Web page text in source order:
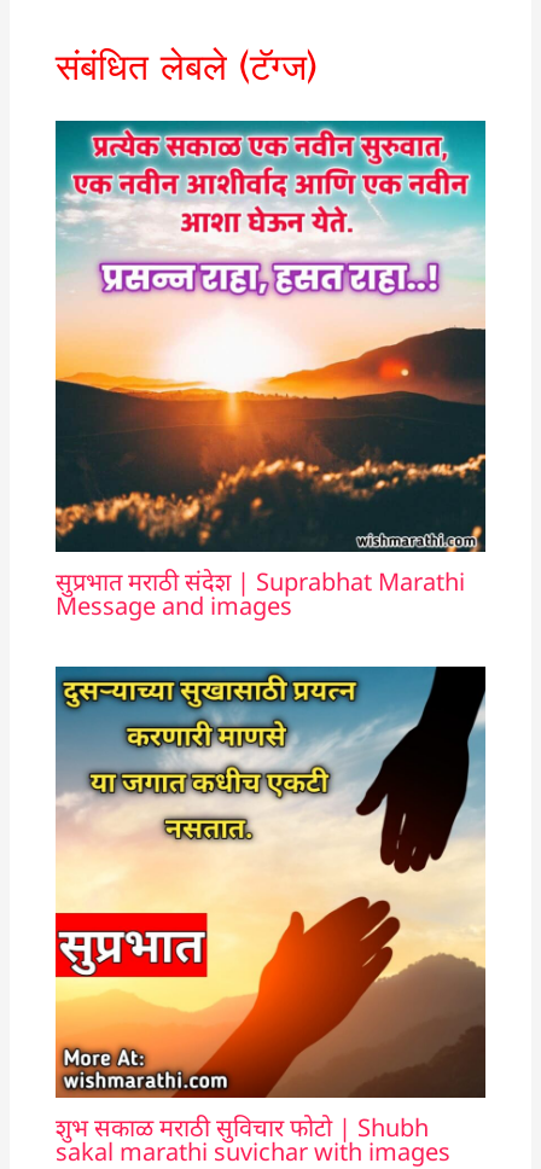
संबंधित लेबले (टॅग्ज)
सुप्रभात मराठी संदेश | Suprabhat Marathi
Message and images
शुभ सकाळ मराठी सुविचार फोटो | Shubh
sakal marathi suvichar with images